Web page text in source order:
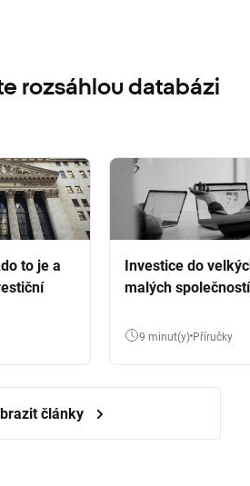
rozsáhlou databázi
to je a
Investice do
malých společností
9 minut(y) Příručky
články